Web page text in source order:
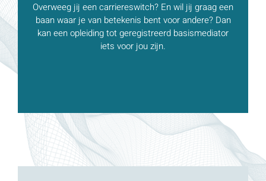
Overweeg jij een carriereswitch? En wil jij graag een
baan waar je van betekenis bent voor andere? Dan
kan een opleiding tot geregistreerd basismediator
iets voor jou zijn.
KLIK HIER